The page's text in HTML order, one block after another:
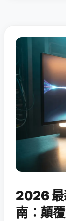
2026 最
南：顛